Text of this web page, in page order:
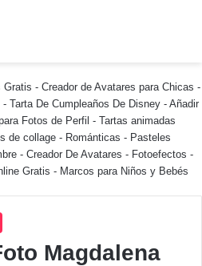
Gratis - Creador de Avatares para Chicas -
- Tarta De Cumpleaños De Disney - Añadir
Fotos de Perfil - Tartas animadas
de collage - Románticas - Pasteles
- Creador De Avatares - Fotoefectos -
Gratis - Marcos para Niños y Bebés
Magdalena